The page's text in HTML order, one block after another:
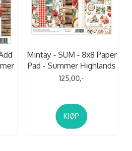
Mintay - SUM - 8x8 Paper
Pad - Summer Highlands
125,00,-
KJØP